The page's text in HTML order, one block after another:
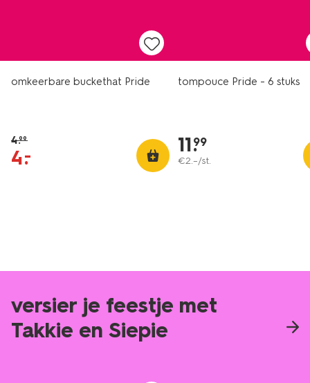
omkeerbare buckethat Pride
4.99
4.
–
tompouce Pride - 6 stuks
11.
99
€2.–/st.
versier je feestje met
Takkie en Siepie